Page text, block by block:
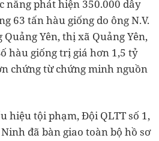
năng phát hiện 350.000 dây
63 tấn hàu giống do ông N.V.
Quảng Yên, thị xã Quảng Yên,
hàu giống trị giá hơn 1,5 tỷ
chứng từ chứng minh nguồn
hiệu tội phạm, Đội QLTT số 1,
đã bàn giao toàn bộ hồ sơ